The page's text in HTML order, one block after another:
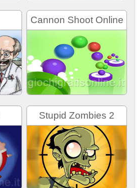
Cannon Shoot Online
Stupid Zombies 2